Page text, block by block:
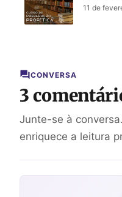
11 de
CONVERSA
3
Junte-se à
enriquece a leitura